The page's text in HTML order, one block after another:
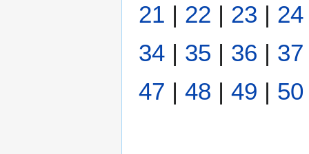
21 | 22 | 23 | 24
34 | 35 | 36 | 37
47 | 48 | 49 | 50